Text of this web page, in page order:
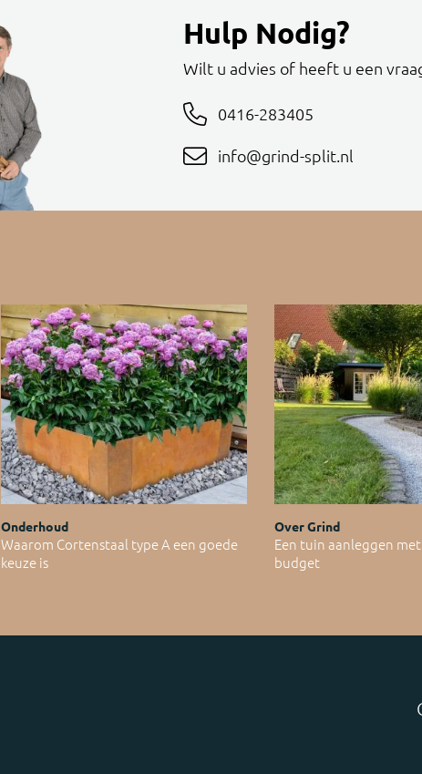
Hulp Nodig?
Wilt u advies of heeft u een
0416-283405
info@grind-split.nl
Onderhoud
Waarom Cortenstaal type A een goede
keuze is
Over Grind
Een tuin aanleggen
budget